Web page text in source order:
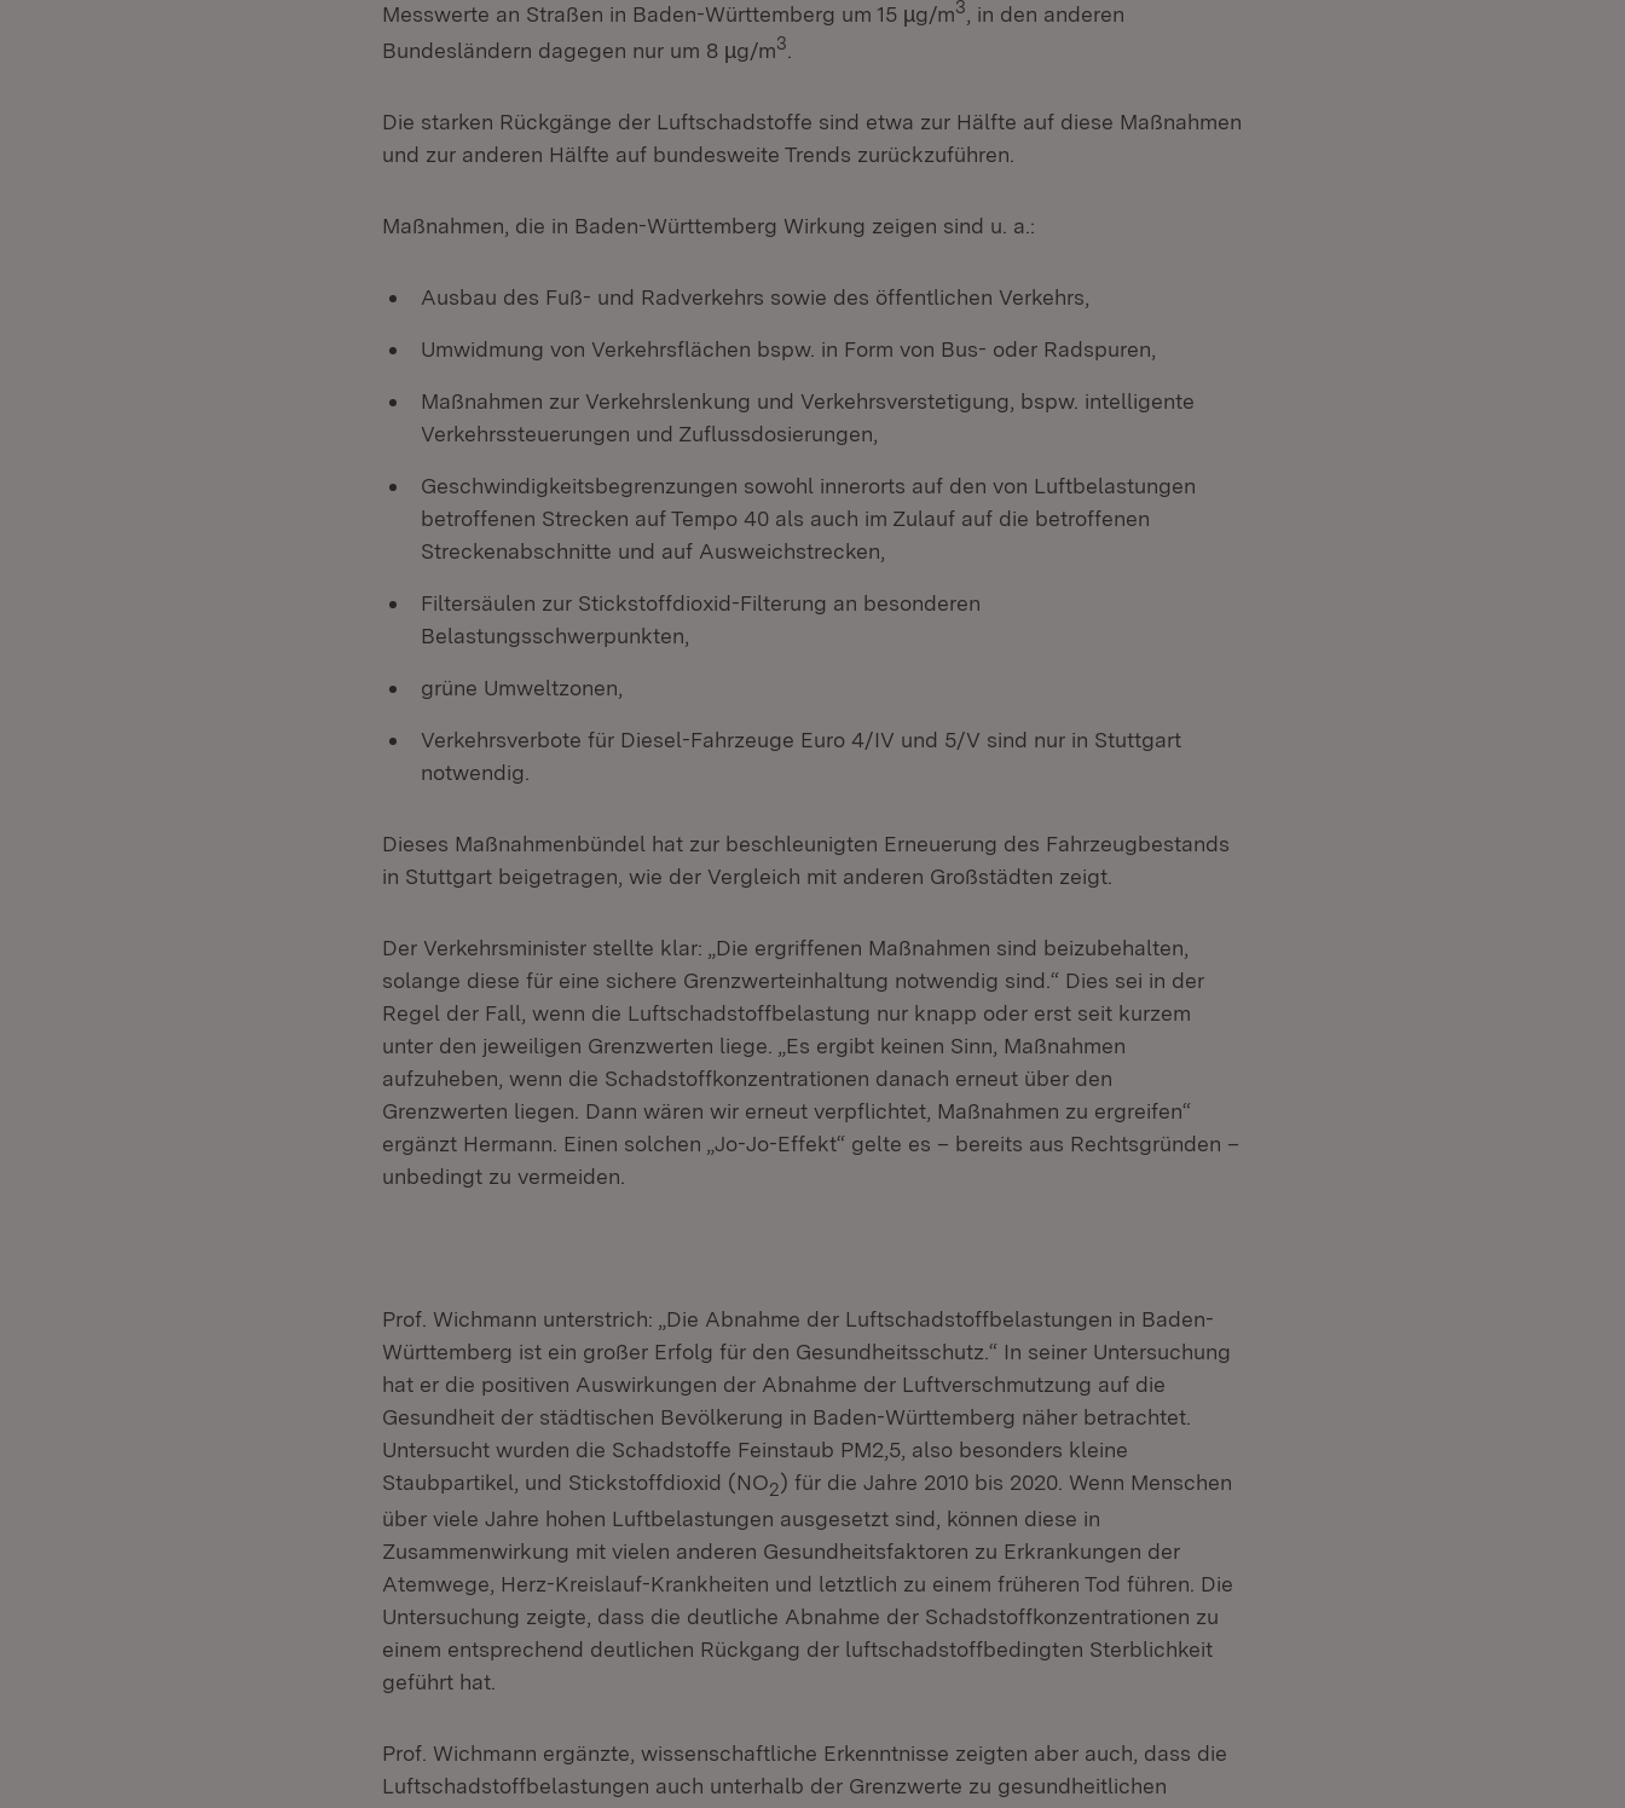
Messwerte an Straßen in Baden-Württemberg um 15 µg/m3
, in den anderen
Bundesländern dagegen nur um 8 µg/m3
Die starken Rückgänge der Luftschadstoffe sind etwa zur Hälfte auf diese Maßnahmen
und zur anderen Hälfte auf bundesweite Trends zurückzuführen.
Maßnahmen, die in Baden-Württemberg Wirkung zeigen sind u. a.:
Ausbau des Fuß- und Radverkehrs sowie des öffentlichen Verkehrs,
Umwidmung von Verkehrsflächen bspw. in Form von Bus- oder Radspuren,
Maßnahmen zur Verkehrslenkung und Verkehrsverstetigung, bspw. intelligente
Verkehrssteuerungen und Zuflussdosierungen,
Geschwindigkeitsbegrenzungen sowohl innerorts auf den von Luftbelastungen
betroffenen Strecken auf Tempo 40 als auch im Zulauf auf die betroffenen
Streckenabschnitte und auf Ausweichstrecken,
Filtersäulen zur Stickstoffdioxid-Filterung an besonderen
Belastungsschwerpunkten,
grüne Umweltzonen,
Verkehrsverbote für Diesel-Fahrzeuge Euro 4/IV und 5/V sind nur in Stuttgart
notwendig.
Dieses Maßnahmenbündel hat zur beschleunigten Erneuerung des Fahrzeugbestands
in Stuttgart beigetragen, wie der Vergleich mit anderen Großstädten zeigt.
Der Verkehrsminister stellte klar: „Die ergriffenen Maßnahmen sind beizubehalten,
solange diese für eine sichere Grenzwerteinhaltung notwendig sind.“ Dies sei in der
Regel der Fall, wenn die Luftschadstoffbelastung nur knapp oder erst seit kurzem
unter den jeweiligen Grenzwerten liege. „Es ergibt keinen Sinn, Maßnahmen
aufzuheben, wenn die Schadstoffkonzentrationen danach erneut über den
Grenzwerten liegen. Dann wären wir erneut verpflichtet, Maßnahmen zu ergreifen“
ergänzt Hermann. Einen solchen „Jo-Jo-Effekt“ gelte es – bereits aus Rechtsgründen –
unbedingt zu vermeiden.
Prof. Wichmann unterstrich: „Die Abnahme der Luftschadstoffbelastungen in Baden-
Württemberg ist ein großer Erfolg für den Gesundheitsschutz.“ In seiner Untersuchung
hat er die positiven Auswirkungen der Abnahme der Luftverschmutzung auf die
Gesundheit der städtischen Bevölkerung in Baden-Württemberg näher betrachtet.
Untersucht wurden die Schadstoffe Feinstaub PM2,5, also besonders kleine
Staubpartikel, und Stickstoffdioxid (NO2) für die Jahre 2010 bis 2020. Wenn Menschen
über viele Jahre hohen Luftbelastungen ausgesetzt sind, können diese in
Zusammenwirkung mit vielen anderen Gesundheitsfaktoren zu Erkrankungen der
Atemwege, Herz-Kreislauf-Krankheiten und letztlich zu einem früheren Tod führen. Die
Untersuchung zeigte, dass die deutliche Abnahme der Schadstoffkonzentrationen zu
einem entsprechend deutlichen Rückgang der luftschadstoffbedingten Sterblichkeit
geführt hat.
Prof. Wichmann ergänzte, wissenschaftliche Erkenntnisse zeigten aber auch, dass die
Luftschadstoffbelastungen auch unterhalb der Grenzwerte zu gesundheitlichen